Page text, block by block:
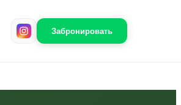
Забронировать